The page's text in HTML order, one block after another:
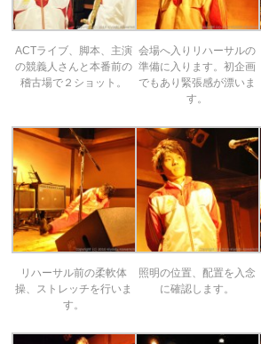
ACTライブ、脚本、主演
の競義人さんと本番前の
稽古場で２ショット。
会場へ入りリハーサルの
準備に入ります。初企画
でもあり緊張感が漂いま
す。
リハーサル前の柔軟体
操、ストレッチを行いま
す。
照明の位置、配置を入念
に確認します。